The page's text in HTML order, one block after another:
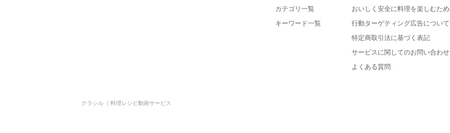
カテゴリ一覧
キーワード一覧
おいしく安全に料理を楽しむため
行動ターゲティング広告について
特定商取引法に基づく表記
サービスに関してのお問い合わせ
よくある質問
クラシル ｜料理レシピ動画サービス